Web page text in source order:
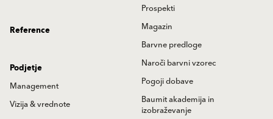
Prospekti
Magazin
Barvne predloge
Naroči barvni vzorec
Pogoji dobave
Baumit akademija in
izobraževanje
Reference
Podjetje
Management
Vizija & vrednote